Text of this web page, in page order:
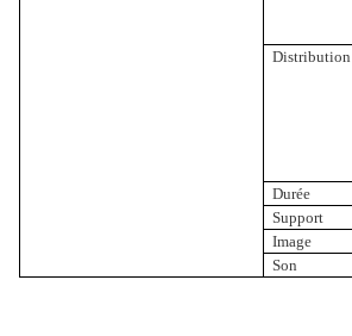
Distribution
Durée
Support
Image
Son